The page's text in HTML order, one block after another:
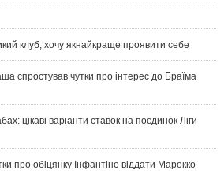
клуб, хочу якнайкраще проявити себе
спростував чутки про інтерес до Браїма
цікаві варіанти ставок на поєдинок Ліги
про обіцянку Інфантіно віддати Марокко